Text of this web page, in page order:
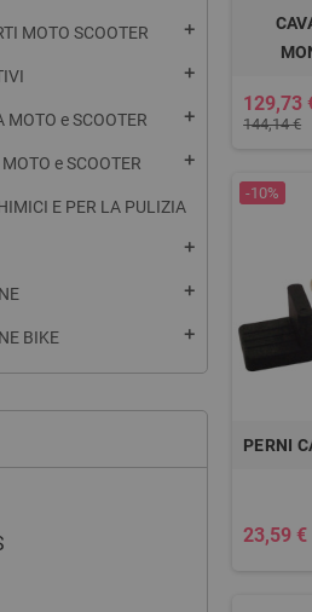
MOTO SCOOTER add
add
MOTO e SCOOTER add
e SCOOTER add
E PER LA PULIZIA
add
add
BIKE add
129,73
144,14 €
-10%
PERNI
23,59 €